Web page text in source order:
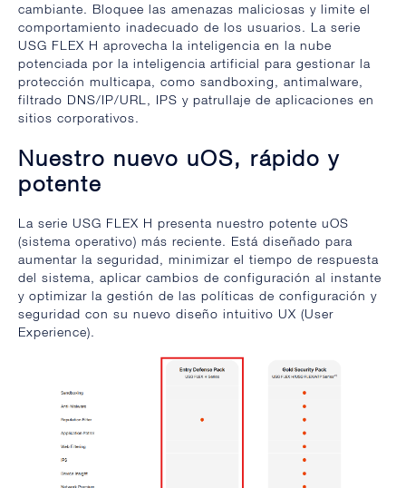
cambiante. Bloquee las amenazas maliciosas y limite el
comportamiento inadecuado de los usuarios. La serie
USG FLEX H aprovecha la inteligencia en la nube
potenciada por la inteligencia artificial para gestionar la
protección multicapa, como sandboxing, antimalware,
filtrado DNS/IP/URL, IPS y patrullaje de aplicaciones en
sitios corporativos.
Nuestro nuevo uOS, rápido y
potente
La serie USG FLEX H presenta nuestro potente uOS
(sistema operativo) más reciente. Está diseñado para
aumentar la seguridad, minimizar el tiempo de respuesta
del sistema, aplicar cambios de configuración al instante
y optimizar la gestión de las políticas de configuración y
seguridad con su nuevo diseño intuitivo UX (User
Experience).